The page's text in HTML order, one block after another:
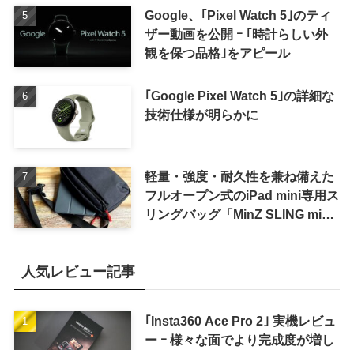
Google、｢Pixel Watch 5｣のティ
ザー動画を公開 ｰ ｢時計らしい外
観を保つ品格｣をアピール
｢Google Pixel Watch 5｣の詳細な
技術仕様が明らかに
軽量・強度・耐久性を兼ね備えた
フルオープン式のiPad mini専用ス
リングバッグ「MinZ SLING mini
人気レビュー記事
｢Insta360 Ace Pro 2｣ 実機レビュ
ー ｰ 様々な面でより完成度が増し